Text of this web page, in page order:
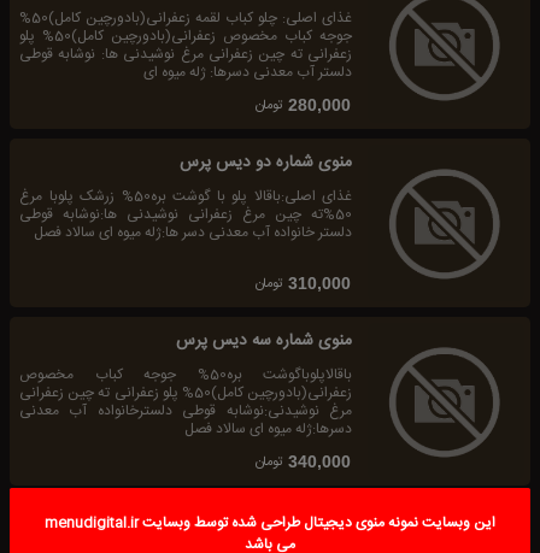
غذای اصلی: چلو کباب لقمه زعفرانی(بادورچین کامل)50%
جوجه کباب مخصوص زعفرانی(بادورچین کامل)50% پلو
زعفرانی ته چین زعفرانی مرغ نوشیدنی ها: نوشابه قوطی
دلستر آب معدنی دسرها: ژله میوه ای
280,000 تومان
منوی شماره دو دیس پرس
غذای اصلی:باقالا پلو با گوشت بره50% زرشک پلوبا مرغ
50%ته چین مرغ زعفرانی نوشیدنی ها:نوشابه قوطی
دلستر خانواده آب معدنی دسر ها:ژله میوه ای سالاد فصل
310,000 تومان
منوی شماره سه دیس پرس
باقالاپلوباگوشت بره50% جوجه کباب مخصوص
زعفرانی(بادورچین کامل)50% پلو زعفرانی ته چین زعفرانی
مرغ نوشیدنی:نوشابه قوطی دلسترخانواده آب معدنی
دسرها:ژله میوه ای سالاد فصل
340,000 تومان
No items were found in this categoryاین وبسایت نمونه منوی دیجیتال طراحی شده توسط وبسایت menudigital.ir
می باشد